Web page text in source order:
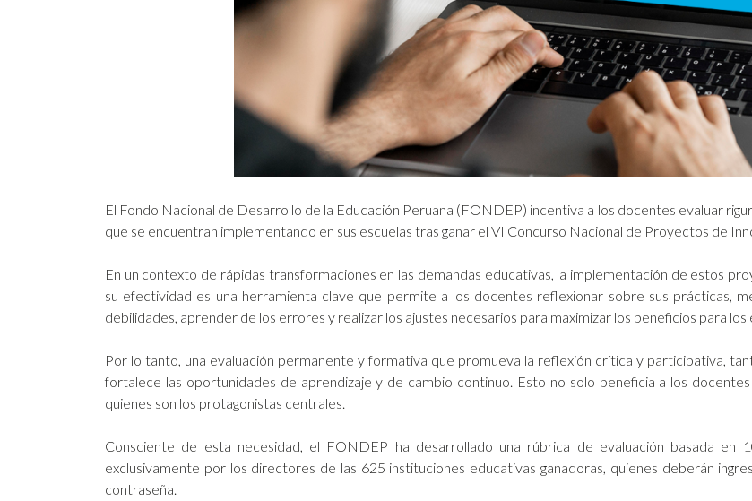
El Fondo Nacional de Desarrollo de la Educación Peruana (FONDEP) incentiva a los docentes evaluar
que se encuentran implementando en sus escuelas tras ganar el VI Concurso Nacional de Proyectos de
En un contexto de rápidas transformaciones en las demandas educativas, la implementación de estos
su efectividad es una herramienta clave que permite a los docentes reflexionar sobre sus prácticas,
debilidades, aprender de los errores y realizar los ajustes necesarios para maximizar los beneficios para los
Por lo tanto, una evaluación permanente y formativa que promueva la reflexión crítica y participativa,
fortalece las oportunidades de aprendizaje y de cambio continuo. Esto no solo beneficia a los
quienes son los protagonistas centrales.
Consciente de esta necesidad, el FONDEP ha desarrollado una rúbrica de evaluación basada en
exclusivamente por los directores de las 625 instituciones educativas ganadoras, quienes deberán
contraseña.